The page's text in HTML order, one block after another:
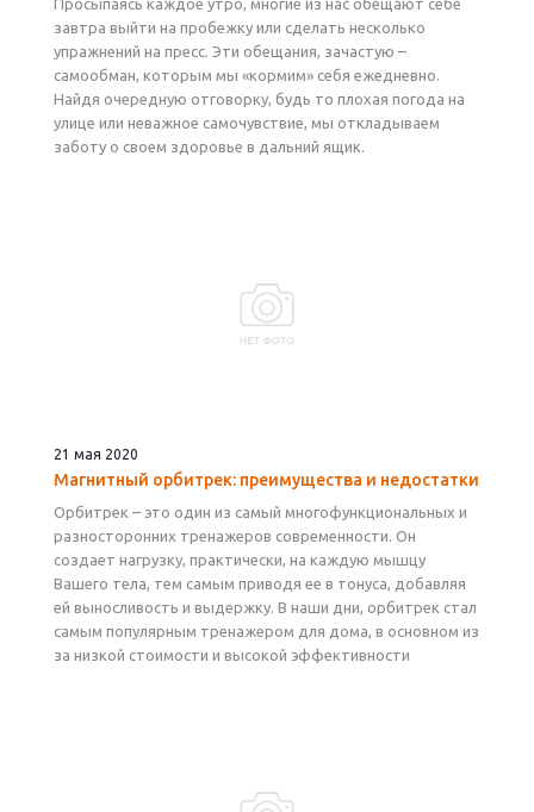
Просыпаясь каждое утро, многие из нас обещают себе
завтра выйти на пробежку или сделать несколько
упражнений на пресс. Эти обещания, зачастую –
самообман, которым мы «кормим» себя ежедневно.
Найдя очередную отговорку, будь то плохая погода на
улице или неважное самочувствие, мы откладываем
заботу о своем здоровье в дальний ящик.
21 мая 2020
Магнитный орбитрек: преимущества и недостатки
Орбитрек – это один из самый многофункциональных и
разносторонних тренажеров современности. Он
создает нагрузку, практически, на каждую мышцу
Вашего тела, тем самым приводя ее в тонуса, добавляя
ей выносливость и выдержку. В наши дни, орбитрек стал
самым популярным тренажером для дома, в основном из
за низкой стоимости и высокой эффективности